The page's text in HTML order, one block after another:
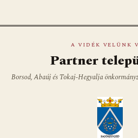
A VIDÉK VELÜNK
Partner
Borsod, Abaúj és Tokaj-Hegyalja